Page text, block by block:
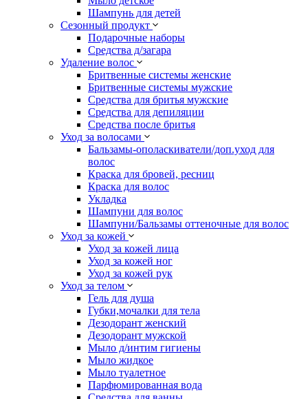
Шампунь для детей
Сезонный продукт
Подарочные наборы
Средства д/загара
Удаление волос
Бритвенные системы женские
Бритвенные системы мужские
Средства для бритья мужские
Средства для депиляции
Средства после бритья
Уход за волосами
Бальзамы-ополаскиватели/доп.уход для
волос
Краска для бровей, ресниц
Краска для волос
Укладка
Шампуни для волос
Шампуни/Бальзамы оттеночные для волос
Уход за кожей
Уход за кожей лица
Уход за кожей ног
Уход за кожей рук
Уход за телом
Гель для душа
Губки,мочалки для тела
Дезодорант женский
Дезодорант мужской
Мыло д/интим гигиены
Мыло жидкое
Мыло туалетное
Парфюмированная вода